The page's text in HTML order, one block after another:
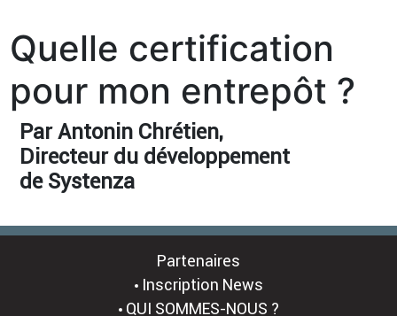
Quelle certification
pour mon entrepôt ?
Par Antonin Chrétien,
Directeur du développement
de Systenza
Partenaires
Inscription News
QUI SOMMES-NOUS ?